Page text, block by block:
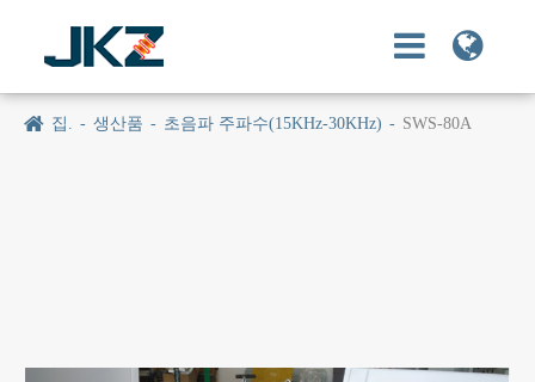
집. 생산품 초음파 주파수(15KHz-30KHz) SWS-80A